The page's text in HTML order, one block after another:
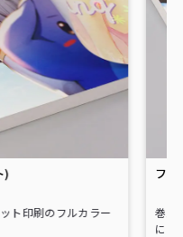
)
ト印刷のフルカラー
フ
巻頭
に！